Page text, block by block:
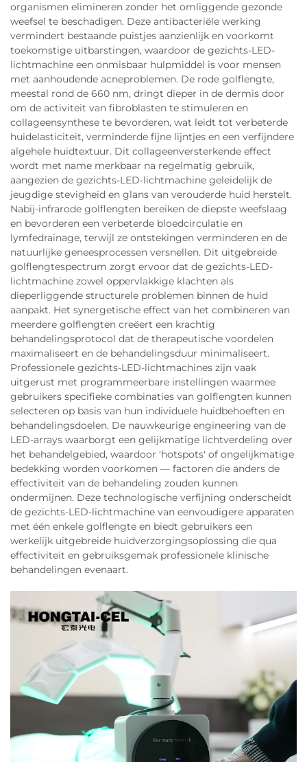
organismen elimineren zonder het omliggende gezonde
weefsel te beschadigen. Deze antibacteriële werking
vermindert bestaande puistjes aanzienlijk en voorkomt
toekomstige uitbarstingen, waardoor de gezichts-LED-
lichtmachine een onmisbaar hulpmiddel is voor mensen
met aanhoudende acneproblemen. De rode golflengte,
meestal rond de 660 nm, dringt dieper in de dermis door
om de activiteit van fibroblasten te stimuleren en
collageensynthese te bevorderen, wat leidt tot verbeterde
huidelasticiteit, verminderde fijne lijntjes en een verfijndere
algehele huidtextuur. Dit collageenversterkende effect
wordt met name merkbaar na regelmatig gebruik,
aangezien de gezichts-LED-lichtmachine geleidelijk de
jeugdige stevigheid en glans van verouderde huid herstelt.
Nabij-infrarode golflengten bereiken de diepste weefslaag
en bevorderen een verbeterde bloedcirculatie en
lymfedrainage, terwijl ze ontstekingen verminderen en de
natuurlijke geneesprocessen versnellen. Dit uitgebreide
golflengtespectrum zorgt ervoor dat de gezichts-LED-
lichtmachine zowel oppervlakkige klachten als
dieperliggende structurele problemen binnen de huid
aanpakt. Het synergetische effect van het combineren van
meerdere golflengten creëert een krachtig
behandelingsprotocol dat de therapeutische voordelen
maximaliseert en de behandelingsduur minimaliseert.
Professionele gezichts-LED-lichtmachines zijn vaak
uitgerust met programmeerbare instellingen waarmee
gebruikers specifieke combinaties van golflengten kunnen
selecteren op basis van hun individuele huidbehoeften en
behandelingsdoelen. De nauwkeurige engineering van de
LED-arrays waarborgt een gelijkmatige lichtverdeling over
het behandelgebied, waardoor 'hotspots' of ongelijkmatige
bedekking worden voorkomen — factoren die anders de
effectiviteit van de behandeling zouden kunnen
ondermijnen. Deze technologische verfijning onderscheidt
de gezichts-LED-lichtmachine van eenvoudigere apparaten
met één enkele golflengte en biedt gebruikers een
werkelijk uitgebreide huidverzorgingsoplossing die qua
effectiviteit en gebruiksgemak professionele klinische
behandelingen evenaart.